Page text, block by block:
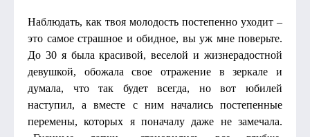
Наблюдать, как твоя молодость постепенно уходит –
это самое страшное и обидное, вы уж мне поверьте.
До 30 я была красивой, веселой и жизнерадостной
девушкой, обожала свое отражение в зеркале и
думала, что так будет всегда, но вот юбилей
наступил, а вместе с ним начались постепенные
перемены, которых я поначалу даже не замечала.